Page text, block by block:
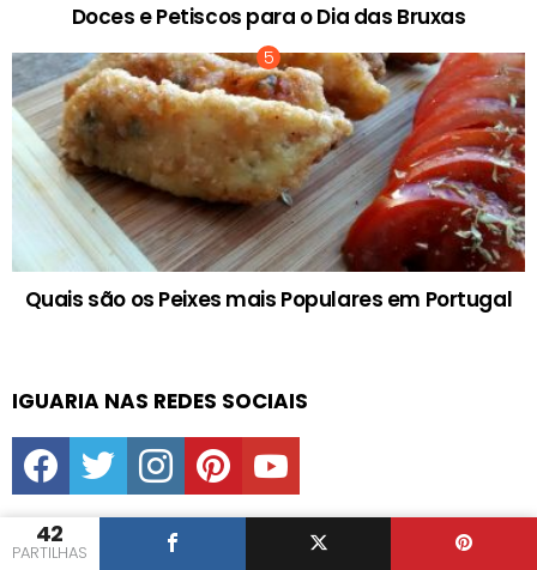
42
PARTILHAS
Doces e Petiscos para o Dia das Bruxas
Quais são os Peixes mais Populares em Portugal
IGUARIA NAS REDES SOCIAIS
facebooktwitter instagrampinterestyoutube